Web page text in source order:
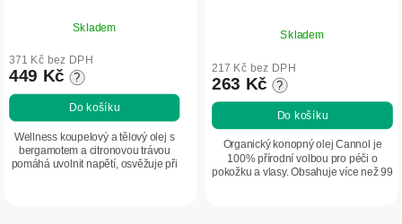
Skladem
371 Kč bez DPH
449 Kč ?
Do košíku
Wellness koupelový a tělový olej s
bergamotem a citronovou trávou
pomáhá uvolnit napětí, osvěžuje při
Skladem
217 Kč bez DPH
263 Kč ?
Do košíku
Organický konopný olej Cannol je
100% přírodní volbou pro péči o
pokožku a vlasy. Obsahuje více než 99